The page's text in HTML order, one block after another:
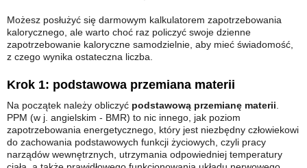
Możesz posłużyć się darmowym kalkulatorem zapotrzebowania
kalorycznego, ale warto choć raz policzyć swoje dzienne
zapotrzebowanie kaloryczne samodzielnie, aby mieć świadomość,
z czego wynika ostateczna liczba.
Krok 1: podstawowa przemiana materii
Na początek należy obliczyć podstawową przemianę materii
PPM (w j. angielskim - BMR) to nic innego, jak poziom
zapotrzebowania energetycznego, który jest niezbędny człowiekowi
do zachowania podstawowych funkcji życiowych, czyli pracy
narządów wewnętrznych, utrzymania odpowiedniej temperatury